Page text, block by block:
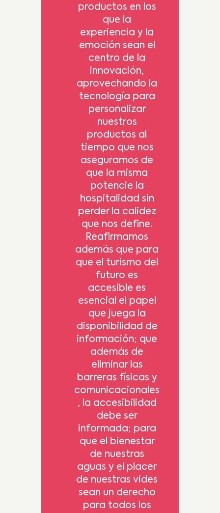
productos en los
que la
experiencia y la
emoción sean el
centro de la
innovación,
aprovechando la
tecnología para
personalizar
nuestros
productos al
tiempo que nos
aseguramos de
que la misma
potencie la
hospitalidad sin
perder la calidez
que nos define.
Reafirmamos
además que para
que el turismo del
futuro es
accesible es
esencial el papel
que juega la
disponibilidad de
información; que
además de
eliminar las
barreras físicas y
comunicacionales
, la accesibilidad
debe ser
informada; para
que el bienestar
de nuestras
aguas y el placer
de nuestras vides
sean un derecho
para todos los